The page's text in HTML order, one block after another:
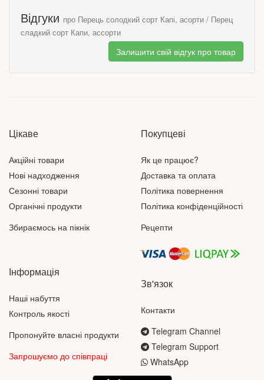
Відгуки про Перець солодкий сорт Капі, асорти / Перец
сладкий сорт Капи, ассорти
Залишити свій відгук про товар
Цікаве
Акційні товари
Нові надходження
Сезонні товари
Органічні продукти
Збираємось на пікнік
Покупцеві
Як це працює?
Доставка та оплата
Політика повернення
Політика конфіденційності
Рецепти
Інформація
Наші набуття
Контроль якості
Пропонуйте власні продукти
Запрошуємо до співпраці
Зв'язок
Контакти
Telegram Channel
Telegram Support
WhatsApp